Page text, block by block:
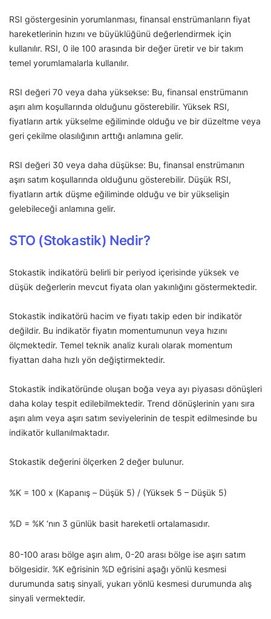
RSI göstergesinin yorumlanması, finansal enstrümanların fiyat
hareketlerinin hızını ve büyüklüğünü değerlendirmek için
kullanılır. RSI, 0 ile 100 arasında bir değer üretir ve bir takım
temel yorumlamalarla kullanılır.
RSI değeri 70 veya daha yüksekse: Bu, finansal enstrümanın
aşırı alım koşullarında olduğunu gösterebilir. Yüksek RSI,
fiyatların artık yükselme eğiliminde olduğu ve bir düzeltme veya
geri çekilme olasılığının arttığı anlamına gelir.
RSI değeri 30 veya daha düşükse: Bu, finansal enstrümanın
aşırı satım koşullarında olduğunu gösterebilir. Düşük RSI,
fiyatların artık düşme eğiliminde olduğu ve bir yükselişin
gelebileceği anlamına gelir.
STO (Stokastik) Nedir?
Stokastik indikatörü belirli bir periyod içerisinde yüksek ve
düşük değerlerin mevcut fiyata olan yakınlığını göstermektedir.
Stokastik indikatörü hacim ve fiyatı takip eden bir indikatör
değildir. Bu indikatör fiyatın momentumunun veya hızını
ölçmektedir. Temel teknik analiz kuralı olarak momentum
fiyattan daha hızlı yön değiştirmektedir.
Stokastik indikatöründe oluşan boğa veya ayı piyasası dönüşleri
daha kolay tespit edilebilmektedir. Trend dönüşlerinin yanı sıra
aşırı alım veya aşırı satım seviyelerinin de tespit edilmesinde bu
indikatör kullanılmaktadır.
Stokastik değerini ölçerken 2 değer bulunur.
%K = 100 x (Kapanış – Düşük 5) / (Yüksek 5 – Düşük 5)
%D = %K ‘nın 3 günlük basit hareketli ortalamasıdır.
80-100 arası bölge aşırı alım, 0-20 arası bölge ise aşırı satım
bölgesidir. %K eğrisinin %D eğrisini aşağı yönlü kesmesi
durumunda satış sinyali, yukarı yönlü kesmesi durumunda alış
sinyali vermektedir.